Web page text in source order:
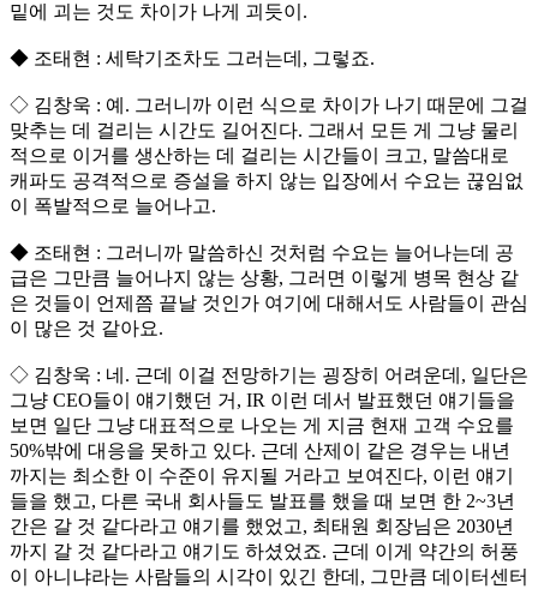
밑에 괴는 것도 차이가 나게 괴듯이.
◆ 조태현 : 세탁기조차도 그러는데, 그렇죠.
◇ 김창욱 : 예. 그러니까 이런 식으로 차이가 나기 때문에 그걸
맞추는 데 걸리는 시간도 길어진다. 그래서 모든 게 그냥 물리
적으로 이거를 생산하는 데 걸리는 시간들이 크고, 말씀대로
캐파도 공격적으로 증설을 하지 않는 입장에서 수요는 끊임없
이 폭발적으로 늘어나고.
◆ 조태현 : 그러니까 말씀하신 것처럼 수요는 늘어나는데 공
급은 그만큼 늘어나지 않는 상황, 그러면 이렇게 병목 현상 같
은 것들이 언제쯤 끝날 것인가 여기에 대해서도 사람들이 관심
이 많은 것 같아요.
◇ 김창욱 : 네. 근데 이걸 전망하기는 굉장히 어려운데, 일단은
그냥 CEO들이 얘기했던 거, IR 이런 데서 발표했던 얘기들을
보면 일단 그냥 대표적으로 나오는 게 지금 현재 고객 수요를
50%밖에 대응을 못하고 있다. 근데 산제이 같은 경우는 내년
까지는 최소한 이 수준이 유지될 거라고 보여진다, 이런 얘기
들을 했고, 다른 국내 회사들도 발표를 했을 때 보면 한 2~3년
간은 갈 것 같다라고 얘기를 했었고, 최태원 회장님은 2030년
까지 갈 것 같다라고 얘기도 하셨었죠. 근데 이게 약간의 허풍
이 아니냐라는 사람들의 시각이 있긴 한데, 그만큼 데이터센터